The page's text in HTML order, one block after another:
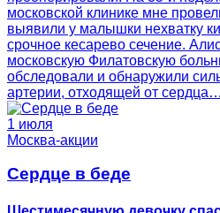
московской клинике мне
выявили у малышки нехватку
срочное кесарево сечение.
московскую Филатовскую
обследовали и обнаружили
артерии, отходящей от
1 июля
Москва-акции
Сердце в беде